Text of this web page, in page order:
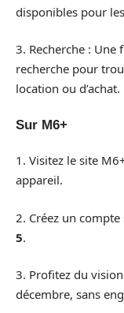
disponibles pour
3. Recherche :
recherche pour
location ou d’achat.
Sur M6+
1. Visitez le site
appareil.
2. Créez un
5.
3. Profitez du
décembre, sans